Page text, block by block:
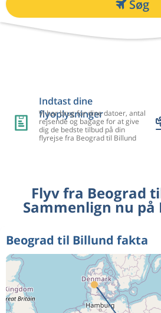
Søg
Indtast dine
flyoplysninger
Vi har brug for dine datoer, antal
rejsende og bagage for at give
dig de bedste tilbud på din
flyrejse fra Beograd til Billund
Flyv fra Beograd
Sammenlign nu på
Beograd til Billund fakta